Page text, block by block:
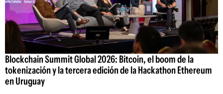
Blockchain Summit Global 2026: Bitcoin, el boom de la
tokenización y la tercera edición de la Hackathon Ethereum
en Uruguay